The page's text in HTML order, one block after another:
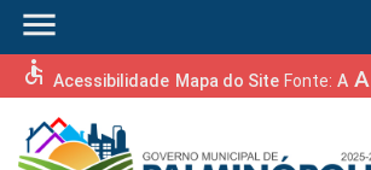
menu
accessible Acessibilidade Mapa do Site Fonte: A A